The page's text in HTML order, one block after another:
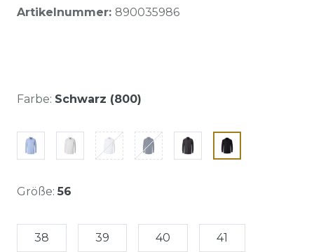
Artikelnummer: 890035986
Farbe: Schwarz (800)
Größe: 56
38 39 40 41